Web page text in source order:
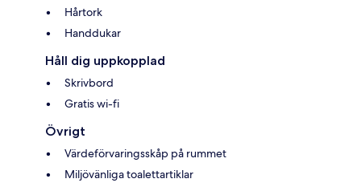
Hårtork
Handdukar
Håll dig uppkopplad
Skrivbord
Gratis wi-fi
Övrigt
Värdeförvaringsskåp på rummet
Miljövänliga toalettartiklar